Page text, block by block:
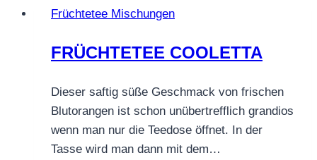
Früchtetee Mischungen
FRÜCHTETEE COOLETTA
Dieser saftig süße Geschmack von frischen
Blutorangen ist schon unübertrefflich grandios
wenn man nur die Teedose öffnet. In der
Tasse wird man dann mit dem…